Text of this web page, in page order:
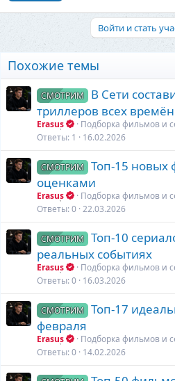
Войти и стать
Похожие темы
СМОТРИМ
В Сети
триллеров всех времён
Erasus
Подборка фильмов и
Ответы 1 16.02.2026
СМОТРИМ
Топ-15 новых
оценками
Erasus
Подборка фильмов и
Ответы 0 22.03.2026
СМОТРИМ
Топ-10
реальных событиях
Erasus
Подборка фильмов и
Ответы 0 16.03.2026
СМОТРИМ
Топ-17
февраля
Erasus
Подборка фильмов и
Ответы 0 14.02.2026